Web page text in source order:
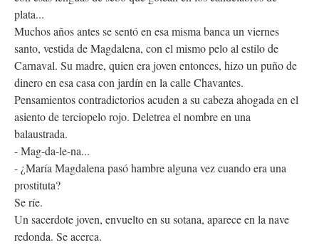
plata...
Muchos años antes se sentó en esa misma banca un viernes
santo, vestida de Magdalena, con el mismo pelo al estilo de
Carnaval. Su madre, quien era joven entonces, hizo un puño de
dinero en esa casa con jardín en la calle Chavantes.
Pensamientos contradictorios acuden a su cabeza ahogada en el
asiento de terciopelo rojo. Deletrea el nombre en una
balaustrada.
- Mag-da-le-na...
- ¿María Magdalena pasó hambre alguna vez cuando era una
prostituta?
Se ríe.
Un sacerdote joven, envuelto en su sotana, aparece en la nave
redonda. Se acerca.